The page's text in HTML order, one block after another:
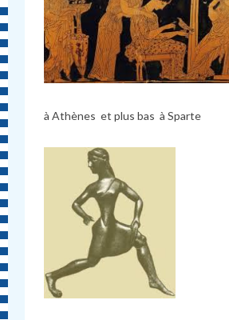
à Athènes et plus bas à Sparte